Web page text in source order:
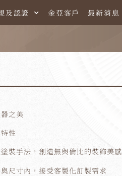
及認證 金亞客戶 最新消息
之美
性
裝手法，創造無與倫比的裝飾美感
尺寸內，接受客製化訂製需求